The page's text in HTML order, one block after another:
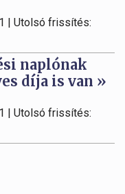
| Utolsó frissítés:
naplónak
díja is van »
| Utolsó frissítés: